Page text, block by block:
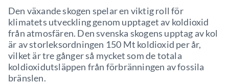
Den växande skogen spelar en viktig roll för
klimatets utveckling genom upptaget av koldioxid
från atmosfären. Den svenska skogens upptag av kol
är av storleksordningen 150 Mt koldioxid per år,
vilket är tre gånger så mycket som de totala
koldioxidutsläppen från förbränningen av fossila
bränslen.